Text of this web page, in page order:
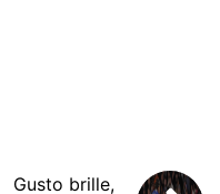
Gusto brille,